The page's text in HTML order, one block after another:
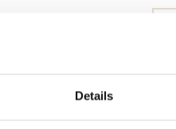
Details